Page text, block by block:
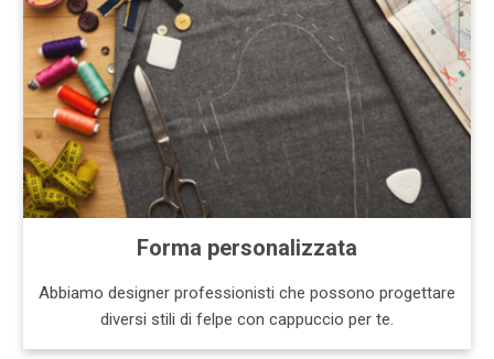
Forma personalizzata
Abbiamo designer professionisti che possono progettare
diversi stili di felpe con cappuccio per te.